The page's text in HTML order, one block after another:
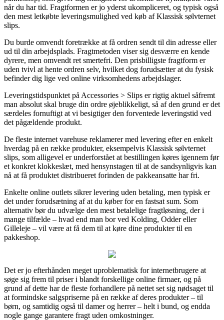
når du har tid. Fragtformen er jo yderst ukompliceret, og typisk også
den mest letkøbte leveringsmulighed ved køb af Klassisk sølvternet
slips.
Du burde omvendt foretrække at få ordren sendt til din adresse eller
ud til din arbejdsplads. Fragtmetoden viser sig desværre en kende
dyrere, men omvendt ret smertefri. Den prisbilligste fragtform er
uden tvivl at hente ordren selv, hvilket dog forudsætter at du fysisk
befinder dig lige ved online virksomhedens arbejdslager.
Leveringstidspunktet på Accessories > Slips er rigtig aktuel såfremt
man absolut skal bruge din ordre øjeblikkeligt, så af den grund er det
særdeles fornuftigt at vi besigtiger den forventede leveringstid ved
det pågældende produkt.
De fleste internet varehuse reklamerer med levering efter en enkelt
hverdag på en række produkter, eksempelvis Klassisk sølvternet
slips, som alligevel er underforstået at bestillingen køres igennem før
et konkret klokkeslæt, med hensynstagen til at de sandsynligvis kan
nå at få produktet distribueret forinden de pakkeansatte har fri.
Enkelte online outlets sikrer levering uden betaling, men typisk er
det under forudsætning af at du køber for en fastsat sum. Som
alternativ bør du udvælge den mest betalelige fragtløsning, der i
mange tilfælde – hvad end man bor ved Kolding, Odder eller
Gilleleje – vil være at få dem til at køre dine produkter til en
pakkeshop.
Det er jo efterhånden meget uproblematisk for internetbrugere at
søge sig frem til priser i blandt forskellige online firmaer, og på
grund af dette har de fleste forhandlere på nettet set sig nødsaget til
at formindske salgspriserne på en række af deres produkter – til
børn, og samtidig også til damer og herrer – helt i bund, og endda
nogle gange garantere fragt uden omkostninger.